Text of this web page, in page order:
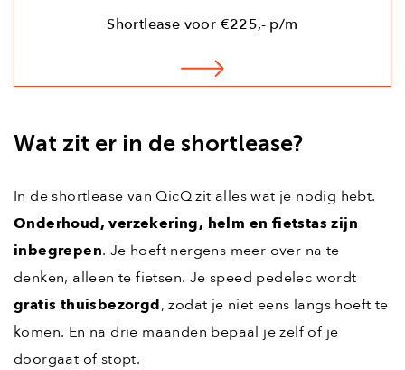
Shortlease voor €225,- p/m
Wat zit er in de shortlease?
In de shortlease van QicQ zit alles wat je nodig hebt.
Onderhoud, verzekering, helm en fietstas zijn
inbegrepen. Je hoeft nergens meer over na te
denken, alleen te fietsen. Je speed pedelec wordt
gratis thuisbezorgd, zodat je niet eens langs hoeft te
komen. En na drie maanden bepaal je zelf of je
doorgaat of stopt.